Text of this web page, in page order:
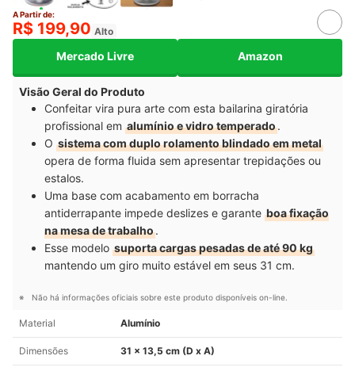
A Partir de:
R$ 199,90 Alto
Mercado Livre Amazon
Visão Geral do Produto
Confeitar vira pura arte com esta bailarina giratória
profissional em alumínio e vidro temperado.
O sistema com duplo rolamento blindado em metal
opera de forma fluida sem apresentar trepidações ou
estalos.
Uma base com acabamento em borracha
antiderrapante impede deslizes e garante boa fixação
na mesa de trabalho.
Esse modelo suporta cargas pesadas de até 90 kg
mantendo um giro muito estável em seus 31 cm.
Não há informações oficiais sobre este produto disponíveis on-line.
Material Alumínio
Dimensões 31 x 13,5 cm (D x A)